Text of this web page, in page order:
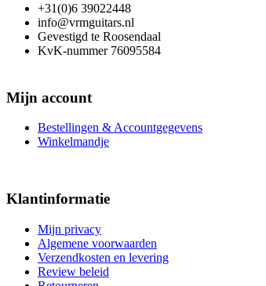
+31(0)6 39022448
info@vrmguitars.nl
Gevestigd te Roosendaal
KvK-nummer 76095584
Mijn account
Bestellingen & Accountgegevens
Winkelmandje
Klantinformatie
Mijn privacy
Algemene voorwaarden
Verzendkosten en levering
Review beleid